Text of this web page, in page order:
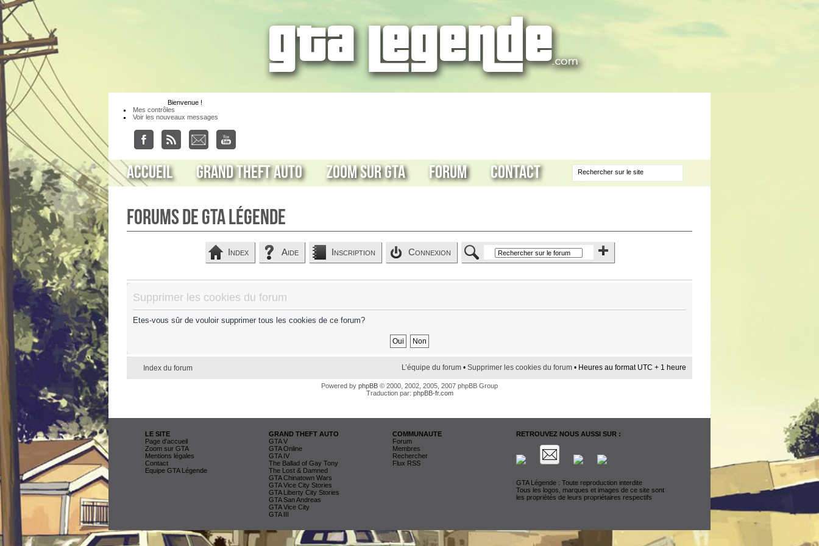
Bienvenue !
Mes contrôles
Voir les nouveaux messages
Accueil Grand Theft Auto Zoom sur GTA Forum Contact
Forums de GTA Légende
Index Aide Inscription Connexion
Supprimer les cookies du forum
Etes-vous sûr de vouloir supprimer tous les cookies de ce forum?
Index du forum L’équipe du forum • Supprimer les cookies du forum • Heures au format UTC + 1 heure
Powered by phpBB © 2000, 2002, 2005, 2007 phpBB Group
Traduction par: phpBB-fr.com
LE SITE
Page d'accueil
Zoom sur GTA
Mentions légales
Contact
Equipe GTA Légende
GRAND THEFT AUTO
GTA V
GTA Online
GTA IV
The Ballad of Gay Tony
The Lost & Damned
GTA Chinatown Wars
GTA Vice City Stories
GTA Liberty City Stories
GTA San Andreas
GTA Vice City
GTA III
COMMUNAUTE
Forum
Membres
Rechercher
Flux RSS
RETROUVEZ NOUS AUSSI SUR :
GTA Légende : Toute reproduction interdite
Tous les logos, marques et images de ce site sont
les propriétés de leurs propriétaires respectifs